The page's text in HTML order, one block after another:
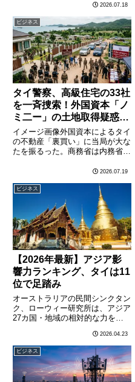
上"も進行中。屋台メシの相棒は
どれを選ぶのが正解なのか？ 販
売額トップ10とともに、微笑み
の国の泡事情を徹底解剖する。気
温………
2026.07.18
ビジネス
タイ警察、高級住宅の33社
を一斉捜索！外国資本「ノ
ミ二ー」の土地取得疑惑、
タイ東部で大規模摘発
イメージ画像外国資本によるタイ
の不動産「裏買い」に当局が大な
たを振るった。商務省は内務省・
ンラムン郡の高級住宅地に拠点を
タイ人名義の株主を隠れみのに外
国人が住宅や土地を実質保有す
る………
2026.07.19
ビジネス
【2026年最新】アジア影
響力ランキング、タイは11
位で足踏み
オーストラリアの民間シンクタン
ク、ローウィー研究所は、アジア
27カ国・地域の相対的な力を評
ア・パワー・インデックス」を公
開しました。2024年の調査でト
ップ10から転落したタイは、今
回の調査でも11位となり………
2026.04.23
ビジネス